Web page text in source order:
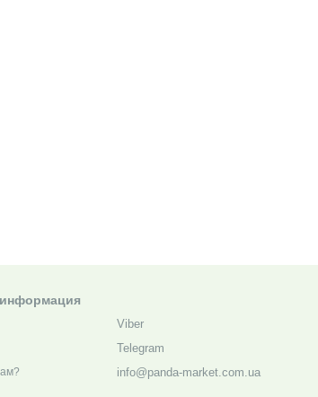
информация
Viber
Telegram
info@panda-market.com.ua